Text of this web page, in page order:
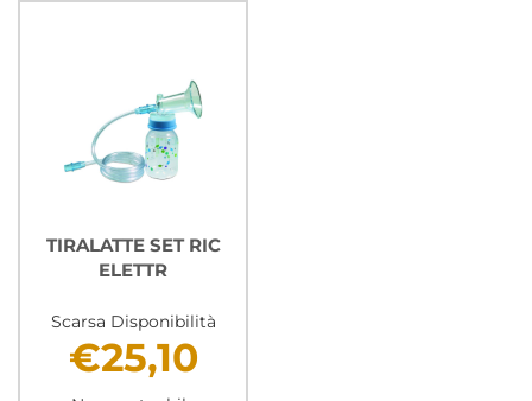
CARRELLO
TIRALATTE SET RIC
ELETTR
Scarsa Disponibilità
€25,10